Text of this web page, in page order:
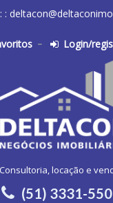
:
Login/
Consultoria, locação e
(51) 3331-